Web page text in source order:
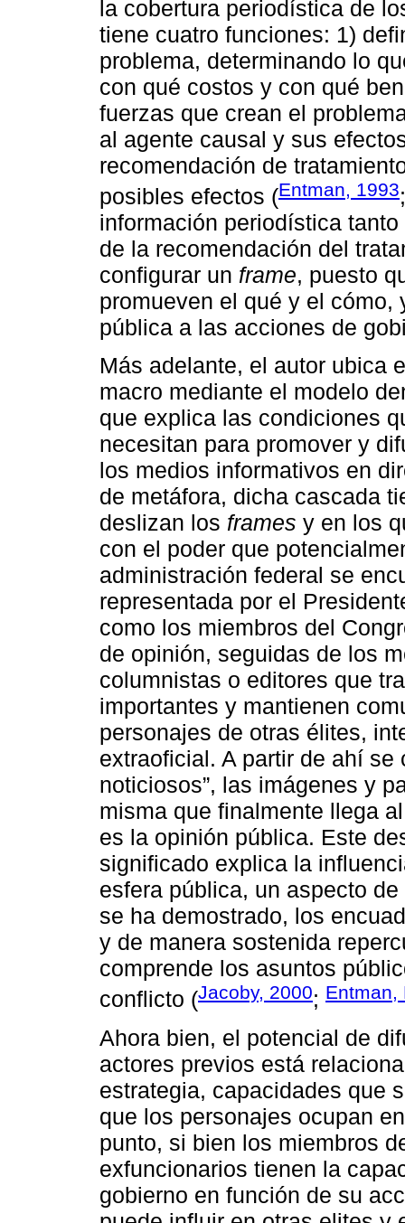
la cobertura periodística de
tiene cuatro funciones: 1)
problema, determinando lo
con qué costos y con qué
fuerzas que crean el
al agente causal y sus
recomendación de
posibles efectos (Entman, 1993
información periodística
de la recomendación del
configurar un frame, puesto
promueven el qué y el
pública a las acciones de
Más adelante, el autor ubica
macro mediante el modelo
que explica las condiciones
necesitan para promover y
los medios informativos en
de metáfora, dicha cascada
deslizan los frames y en los
con el poder que
administración federal se
representada por el
como los miembros del
de opinión, seguidas de los
columnistas o editores que
importantes y mantienen
personajes de otras élites,
extraoficial. A partir de ahí se
noticiosos”, las imágenes y
misma que finalmente llega
es la opinión pública. Este
significado explica la
esfera pública, un aspecto
se ha demostrado, los
y de manera sostenida
comprende los asuntos
conflicto (Jacoby, 2000; Entman,
Ahora bien, el potencial de
actores previos está
estrategia, capacidades que
que los personajes ocupan
punto, si bien los miembros
exfuncionarios tienen la
gobierno en función de su